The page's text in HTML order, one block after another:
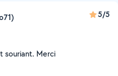
5/5
souriant. Merci